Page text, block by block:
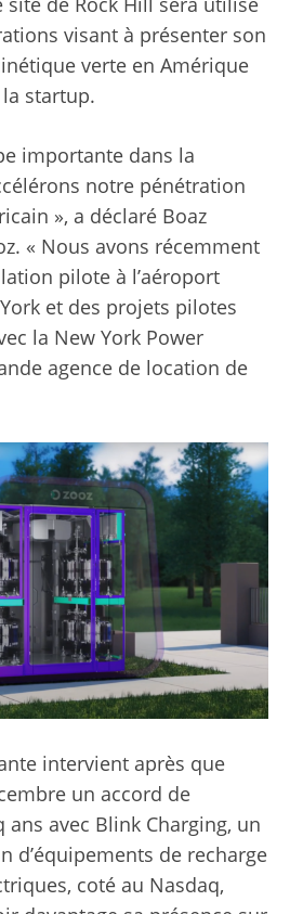
visant à présenter son
verte en Amérique
startup.
importante dans la
notre pénétration
», a déclaré Boaz
« Nous avons récemment
pilote à l’aéroport
et des projets pilotes
la New York Power
agence de location de
intervient après que
un accord de
avec Blink Charging, un
d’équipements de recharge
coté au Nasdaq,